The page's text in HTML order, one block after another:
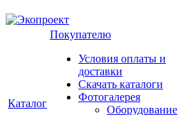
Каталог
Покупателю
Условия оплаты и
доставки
Скачать каталоги
Фотогалерея
Оборудование